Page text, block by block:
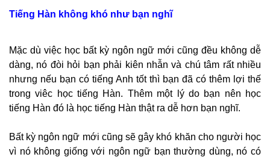
Tiếng Hàn không khó như bạn nghĩ
Mặc dù việc học bất kỳ ngôn ngữ mới cũng đều không dễ
dàng, nó đòi hỏi bạn phải kiên nhẫn và chú tâm rất nhiều
nhưng nếu bạn có tiếng Anh tốt thì bạn đã có thêm lợi thế
trong viêc học tiếng Hàn. Thêm một lý do bạn nên học
tiếng Hàn đó là học tiếng Hàn thật ra dễ hơn bạn nghĩ.
Bất kỳ ngôn ngữ mới cũng sẽ gây khó khăn cho người học
vì nó không giống với ngôn ngữ bạn thường dùng, nó có